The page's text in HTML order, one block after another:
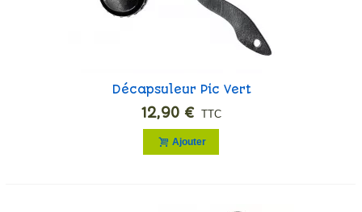
Décapsuleur Pic Vert
12,90 € TTC
Ajouter